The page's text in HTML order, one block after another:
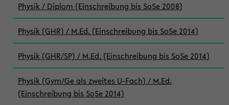
Physik / Diplom (Einschreibung bis SoSe 2008)
Physik (GHR) / M.Ed. (Einschreibung bis SoSe 2014)
Physik (GHR/SP) / M.Ed. (Einschreibung bis SoSe 2014)
Physik (Gym/Ge als zweites U-Fach) / M.Ed.
(Einschreibung bis SoSe 2014)